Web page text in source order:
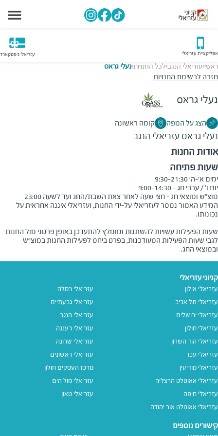
אפליקציית עזריאלי עזריאלי גיפטקארד
ראשי>עזריאלי הנגב>לכל החנויות>נעלי גראס
חזרה לרשימת החנויות
נעלי גראס
הצג על המפה קומה ראשונה
נעלי גראס עזריאלי הנגב
אודות החנות
שעות פתיחה
מוצ"ש ומוצאי חג - חצי שעה לאחר צאת השבת/החג ועד לשעה 23:00
המידע האמור נמסר לעזריאלי על-ידי החנות, ועזריאלי איננה אחראית על
שעות הפעילות עשויות להשתנות ומומלץ להתעדכן באופן פרטני מול החנות
לגבי שעות הפעילות המעודכנות, בפרט ביחס לפעילות החנות במוצ"ש
ובמוצאי החג.
קניוני עזריאלי
עזריאלי אילון
עזריאלי תל אביב
עזריאלי ירושלים
עזריאלי חולון
עזריאלי הוד השרון
עזריאלי עכו
עזריאלי מודיעין
עזריאלי אאוטלט הרצליה
עזריאלי חיפה
עזריאלי אאוטלט אור יהודה
עזריאלי רמלה
עזריאלי גבעתיים
עזריאלי הנגב
עזריאלי רעננה
עזריאלי שרונה
עזריאלי ראשונים
מרכז העסקים חולון
עזריאלי מול הים
עזריאלי טאון
קישורים נוספים